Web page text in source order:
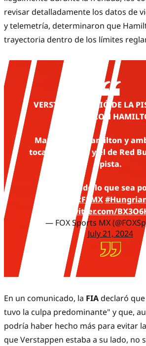
revisar detalladamente los datos de
y telemetría, determinaron que
trayectoria dentro de los límites
VERSTAPPEN SALIÓ DE LA
DUELO CON
Max atacó a Hamilton y
tocaron ruedas y el de Red
pista.
Está haciendo lo que sea
#F1xFSMX
pic.twitter.com/
— FOX Sports MX
July 21, 2024
En un comunicado, la FIAdeclaró
tuvo la culpa predominante" y que,
podría haber hecho más para evitar
que Verstappen estaba a su lado, no